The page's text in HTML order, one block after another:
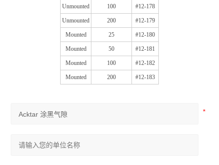
Unmounted 100 #12-178
Unmounted 200 #12-179
Mounted 25 #12-180
Mounted 50 #12-181
Mounted 100 #12-182
Mounted 200 #12-183